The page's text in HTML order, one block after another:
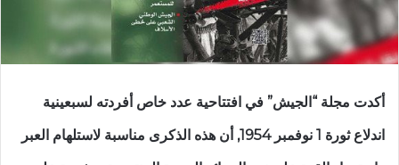
أكدت مجلة “الجيش” في افتتاحية عدد خاص أفردته لسبعينية
اندلاع ثورة 1 نوفمبر 1954, أن هذه الذكرى مناسبة لاستلهام العبر